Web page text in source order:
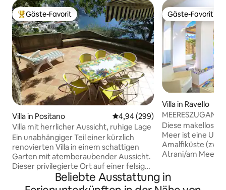
Beliebter Gäste-Favorit.
Gäste-Favorit
Villa in Positano Durchschnittliche Bewertung:
4,94 (299)
Villa mit herrlicher Aussicht, ruhige Lage
Ein unabhängiger Teil einer kürzlich
renovierten Villa in einem schattigen
Garten mit atemberaubender Aussicht.
Dieser privilegierte Ort auf einer felsigen
Klippe in Positano zwischen dem Meer,
den Bergen und dem Land macht dieses
Gäste-Favorit
Gäste-Favorit
Villa in Ravello
PARKPLATZ ☀️
Diese makellose
Meer ist eine
Amalfiküste
Atrani/am Meer),
geräumiger
direktem Zugang zum
Beliebte Ausstattung in